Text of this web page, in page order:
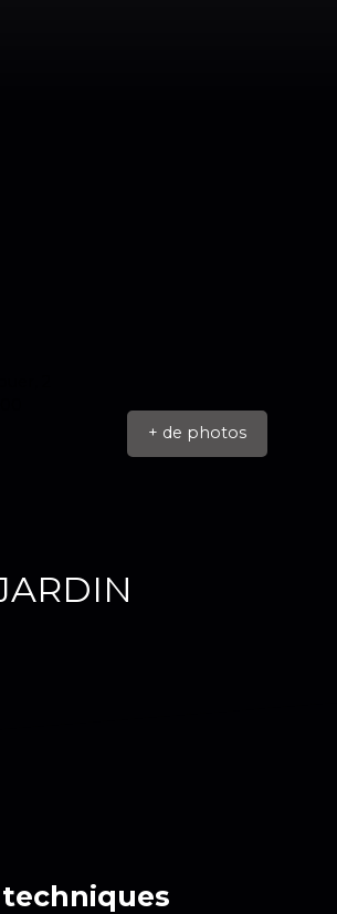
+ de photos
techniques